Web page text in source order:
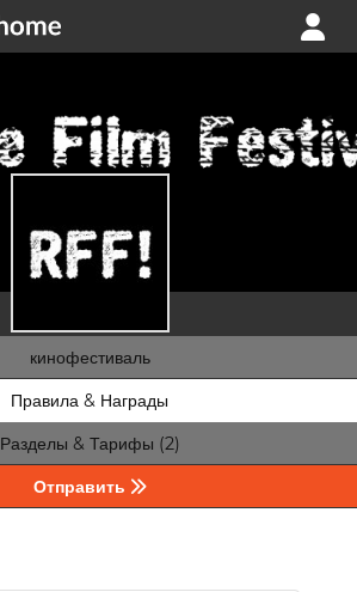
кинофестиваль
Правила & Награды
Разделы & Тарифы (2)
Отправить